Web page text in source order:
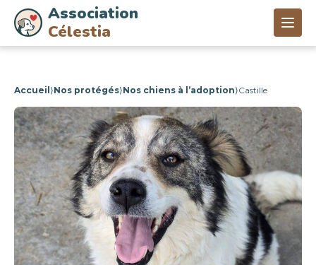
Association
Célestia
Accueil ⟩Nos protégés⟩Nos chiens à l’adoption⟩Castille